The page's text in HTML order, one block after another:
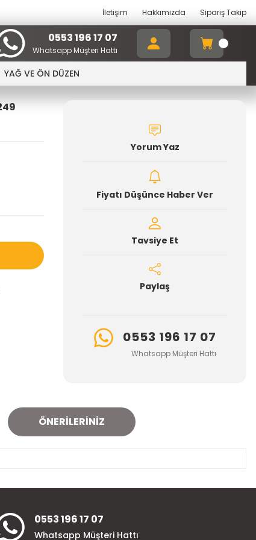
İletişim Hakkımızda Sipariş Takip
0553 196 17 07
Whatsapp Müşteri Hattı
YAĞ VE ÖN DÜZEN
Yorum Yaz
Fiyatı Düşünce Haber Ver
Tavsiye Et
Paylaş
0553 196 17 07
Whatsapp Müşteri Hattı
ÖNERILERINIZ
0553 196 17 07
Whatsapp Müşteri Hattı